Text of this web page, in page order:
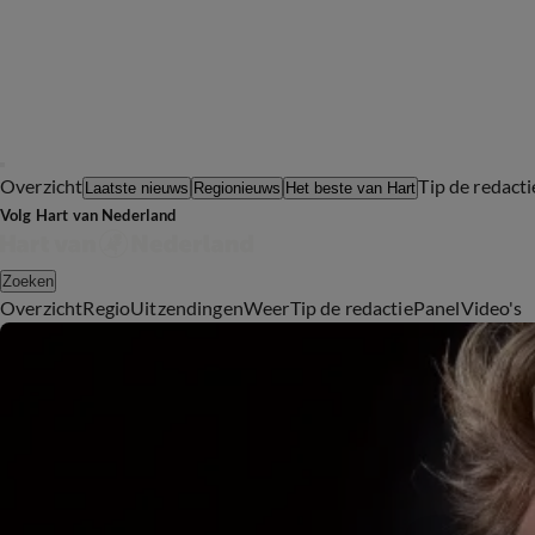
Overzicht Laatste nieuws Regionieuws Het beste van HartTip de
Volg Hart van Nederland
Zoeken
OverzichtRegioUitzendingenWeerTip de redactiePanelVideo's